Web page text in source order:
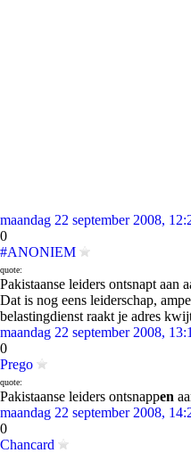
maandag 22 september 2008,
0
#ANONIEM
quote:
Pakistaanse leiders ontsnapt aan
Dat is nog eens leiderschap,
belastingdienst raakt je adres
maandag 22 september 2008,
0
Prego
quote:
Pakistaanse leiders ontsnappen
maandag 22 september 2008,
0
Chancard